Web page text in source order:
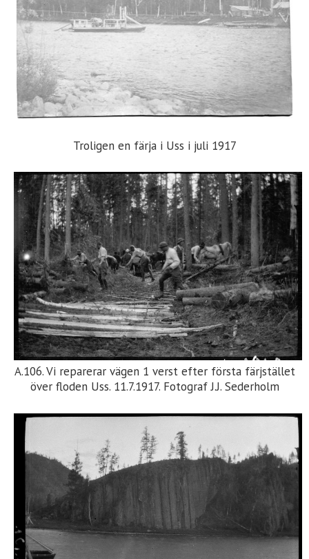
Troligen en färja i Uss i juli 1917
A.106. Vi reparerar vägen 1 verst efter första färjstället
över floden Uss. 11.7.1917. Fotograf J.J. Sederholm